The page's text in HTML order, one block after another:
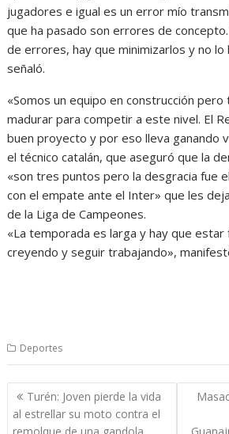
jugadores e igual es un error mío
que ha pasado son errores de
de errores, hay que minimizarlos y no lo
señaló.
«Somos un equipo en construcción
madurar para competir a este nivel. El
buen proyecto y por eso lleva ganando
el técnico catalán, que aseguró que la
«son tres puntos pero la desgracia fue
con el empate ante el Inter» que les
de la Liga de Campeones.
«La temporada es larga y hay que
creyendo y seguir trabajando»,
Deportes
Navegación
de
Turén: Joven pierde la vida
al estrellar su moto contra el